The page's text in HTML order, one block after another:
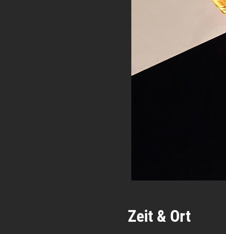
Zeit & Ort